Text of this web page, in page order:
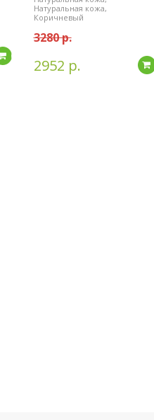
Подробнее
Натуральная кожа,
Коричневый
3280 р.
2952 р.